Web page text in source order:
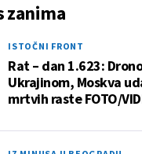
zanima
ISTOČNI FRONT
Rat – dan 1.623:
Ukrajinom, Moskva
mrtvih raste FOTO/